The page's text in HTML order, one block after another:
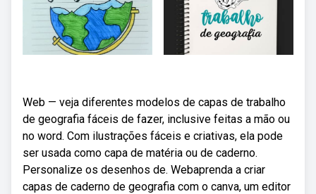
Web — veja diferentes modelos de capas de trabalho
de geografia fáceis de fazer, inclusive feitas a mão ou
no word. Com ilustrações fáceis e criativas, ela pode
ser usada como capa de matéria ou de caderno.
Personalize os desenhos de. Webaprenda a criar
capas de caderno de geografia com o canva, um editor